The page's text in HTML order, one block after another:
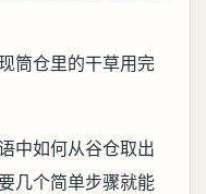
筒仓里的干草用完
中如何从谷仓取出
几个简单步骤就能